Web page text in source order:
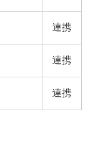
連携
連携
連携